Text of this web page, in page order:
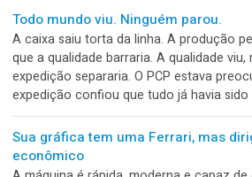
A etiqueta de preço cobriu
argumento do rótulo
Meses de desenvolvimento. Escolha
acabamento, revisão do texto e
benefício deveria aparecer em maior
finalmente chegou à loja. Então